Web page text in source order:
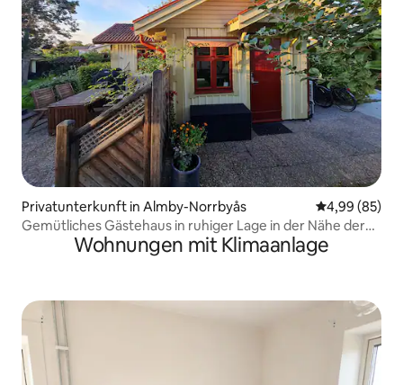
Privatunterkunft in Almby-Norrbyås
4,99 (85)
Gemütliches Gästehaus in ruhiger Lage in der Nähe der
UniversitätWohnungen mit Klimaanlage